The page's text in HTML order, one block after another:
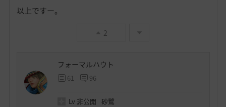
以上ですー。
2
フォーマルハウト
61 96
Lv 非公開 砂鷺